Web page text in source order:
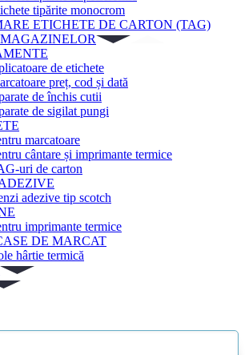
tipărite monocrom
ETICHETE DE CARTON (TAG)
de etichete
preț, cod și dată
de închis cutii
de sigilat pungi
marcatoare
cântare și imprimante termice
uri de carton
adezive tip scotch
imprimante termice
DE MARCAT
hârtie termică